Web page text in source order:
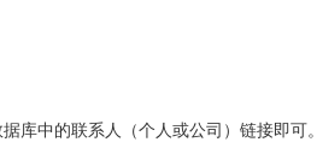
库中的联系人（个人或公司）链接即可。